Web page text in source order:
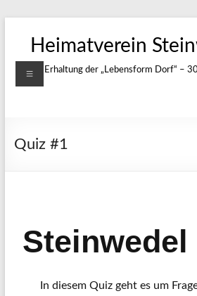
Inhalt
springenHeimatverein
Für die Erhaltung der „Lebensform Dorf“ –
Menü
Quiz #1
Steinwedel
In diesem Quiz geht es um